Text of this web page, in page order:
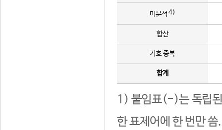
미분석 4)
합산
기호 중복
합계
1) 붙임표(-)는 독립된
한 표제어에 한 번만